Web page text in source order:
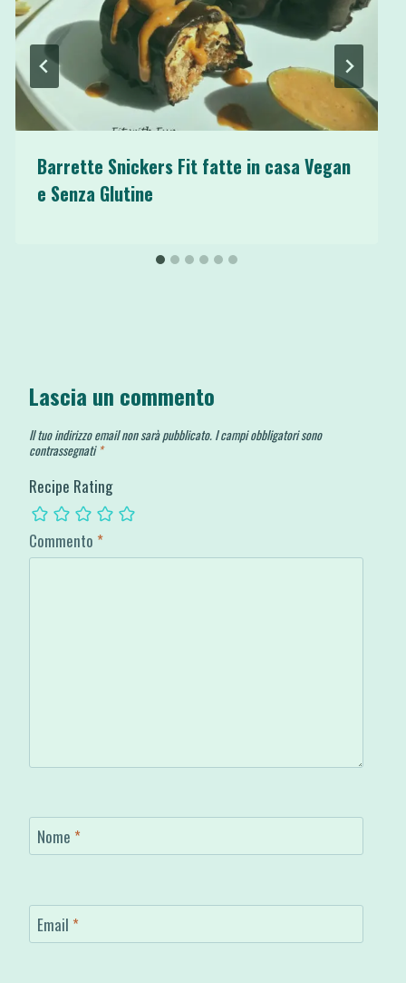
Barrette Snickers Fit fatte in casa Vegan
e Senza Glutine
Lascia un commento
Il tuo indirizzo email non sarà pubblicato. I campi obbligatori sono
contrassegnati *
Recipe Rating
Commento *
Nome *
Email *